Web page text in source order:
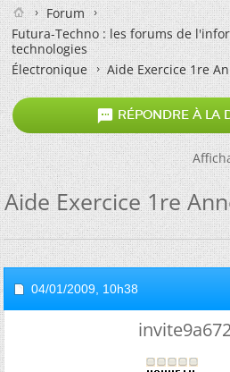
Forum
Futura-Techno : les forums de
technologies
Électronique
Aide Exercice 1re
 RÉPONDRE À LA
Aide Exercice 1re
04/01/2009, 10h38